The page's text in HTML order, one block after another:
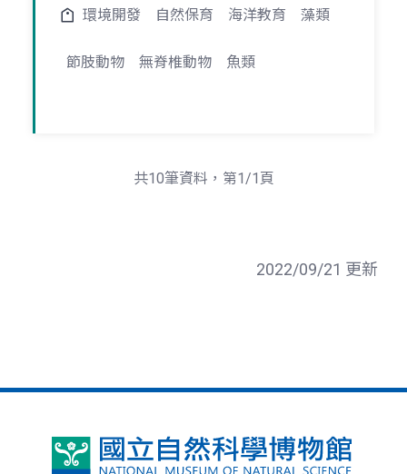
環境開發 自然保育 海洋教育 藻類
節肢動物 無脊椎動物 魚類
共10筆資料，第1/1頁
2022/09/21 更新
國